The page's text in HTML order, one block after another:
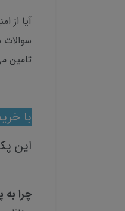
تامین
با
این
چرا به پک 10 دوربین مداربسته